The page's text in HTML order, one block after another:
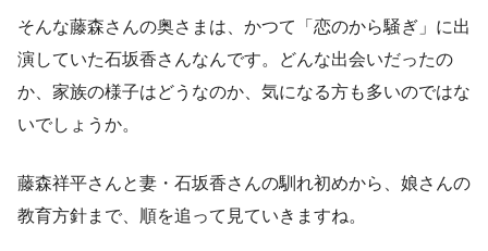
そんな藤森さんの奥さまは、かつて「恋のから騒ぎ」に出
演していた石坂香さんなんです。どんな出会いだったの
か、家族の様子はどうなのか、気になる方も多いのではな
いでしょうか。
藤森祥平さんと妻・石坂香さんの馴れ初めから、娘さんの
教育方針まで、順を追って見ていきますね。